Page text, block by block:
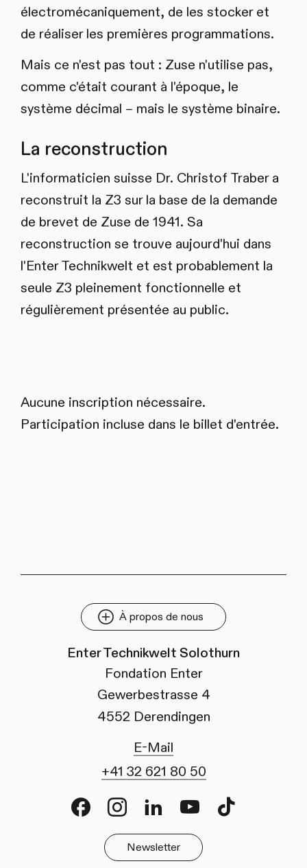
électromécaniquement, de les stocker et
de réaliser les premières programmations.
Mais ce n'est pas tout : Zuse n'utilise pas,
comme c'était courant à l'époque, le
système décimal – mais le système binaire.
La reconstruction
L'informaticien suisse Dr. Christof Traber a
reconstruit la Z3 sur la base de la demande
de brevet de Zuse de 1941. Sa
reconstruction se trouve aujourd'hui dans
l'Enter Technikwelt et est probablement la
seule Z3 pleinement fonctionnelle et
régulièrement présentée au public.
Aucune inscription nécessaire.
Participation incluse dans le billet d'entrée.
À propos de nous
Enter Technikwelt Solothurn
Fondation Enter
Gewerbestrasse 4
4552 Derendingen
E-Mail
+41 32 621 80 50
Newsletter